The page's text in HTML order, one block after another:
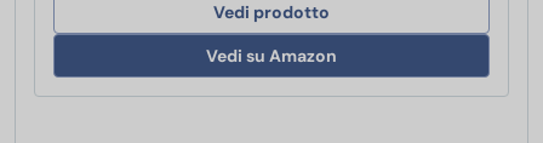
Vedi prodotto
Vedi su Amazon